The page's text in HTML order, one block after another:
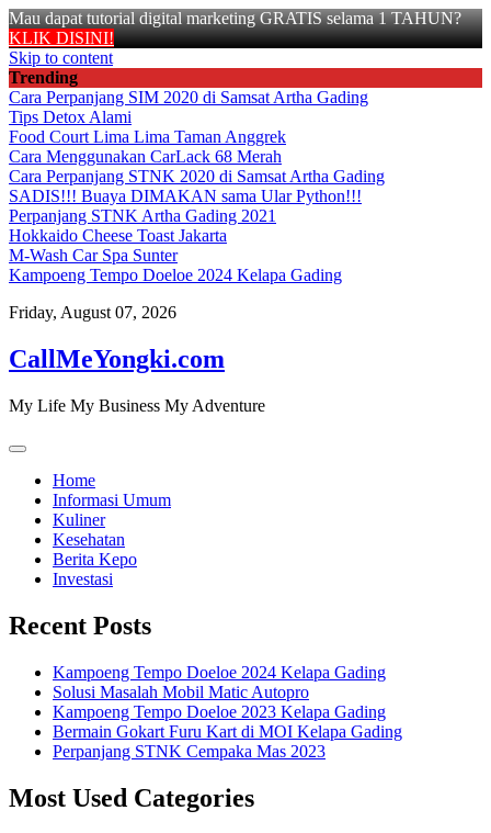
Mau dapat tutorial digital marketing GRATIS selama 1 TAHUN?
KLIK DISINI!
Skip to content
Trending
Cara Perpanjang SIM 2020 di Samsat Artha Gading
Tips Detox Alami
Food Court Lima Lima Taman Anggrek
Cara Menggunakan CarLack 68 Merah
Cara Perpanjang STNK 2020 di Samsat Artha Gading
SADIS!!! Buaya DIMAKAN sama Ular Python!!!
Perpanjang STNK Artha Gading 2021
Hokkaido Cheese Toast Jakarta
M-Wash Car Spa Sunter
Kampoeng Tempo Doeloe 2024 Kelapa Gading
Friday, August 07, 2026
CallMeYongki.com
My Life My Business My Adventure
Home
Informasi Umum
Kuliner
Kesehatan
Berita Kepo
Investasi
Recent Posts
Kampoeng Tempo Doeloe 2024 Kelapa Gading
Solusi Masalah Mobil Matic Autopro
Kampoeng Tempo Doeloe 2023 Kelapa Gading
Bermain Gokart Furu Kart di MOI Kelapa Gading
Perpanjang STNK Cempaka Mas 2023
Most Used Categories